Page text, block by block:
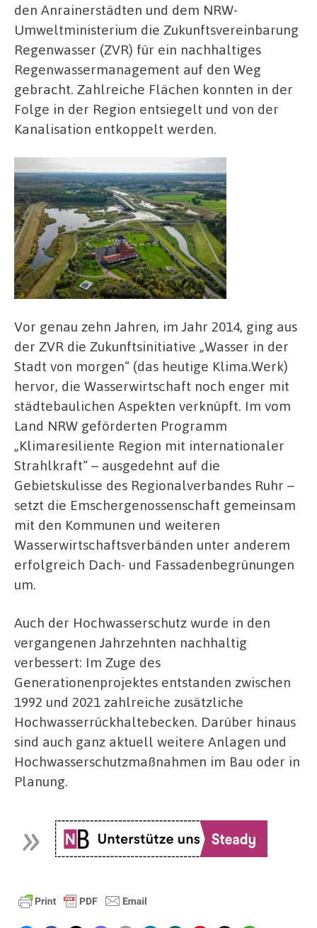
den Anrainerstädten und dem NRW-
Umweltministerium die Zukunftsvereinbarung
Regenwasser (ZVR) für ein nachhaltiges
Regenwassermanagement auf den Weg
gebracht. Zahlreiche Flächen konnten in der
Folge in der Region entsiegelt und von der
Kanalisation entkoppelt werden.
Vor genau zehn Jahren, im Jahr 2014, ging aus
der ZVR die Zukunftsinitiative „Wasser in der
Stadt von morgen“ (das heutige Klima.Werk)
hervor, die Wasserwirtschaft noch enger mit
städtebaulichen Aspekten verknüpft. Im vom
Land NRW geförderten Programm
„Klimaresiliente Region mit internationaler
Strahlkraft“ – ausgedehnt auf die
Gebietskulisse des Regionalverbandes Ruhr –
setzt die Emschergenossenschaft gemeinsam
mit den Kommunen und weiteren
Wasserwirtschaftsverbänden unter anderem
erfolgreich Dach- und Fassadenbegrünungen
um.
Auch der Hochwasserschutz wurde in den
vergangenen Jahrzehnten nachhaltig
verbessert: Im Zuge des
Generationenprojektes entstanden zwischen
1992 und 2021 zahlreiche zusätzliche
Hochwasserrückhaltebecken. Darüber hinaus
sind auch ganz aktuell weitere Anlagen und
Hochwasserschutzmaßnahmen im Bau oder in
Planung.